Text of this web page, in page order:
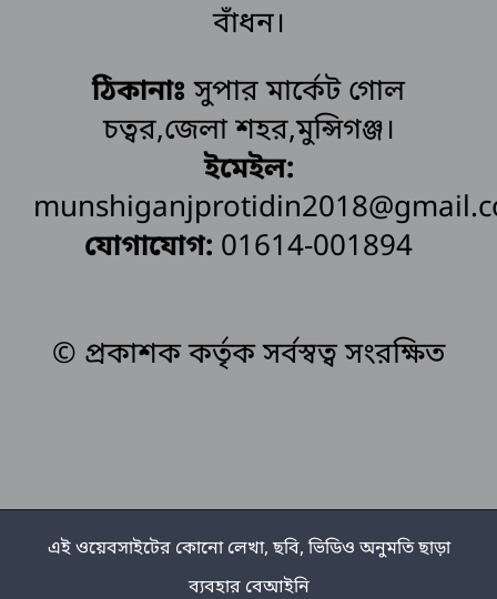
বাঁধন।
ঠিকানাঃ সুপার মার্কেট গোল
চত্বর,জেলা শহর,মুন্সিগঞ্জ।
ইমেইল:
যোগাযোগ: 01614-001894
© প্রকাশক কর্তৃক সর্বস্বত্ব সংরক্ষিত
এই ওয়েবসাইটের কোনো লেখা, ছবি, ভিডিও অনুমতি ছাড়া
ব্যবহার বেআইনি